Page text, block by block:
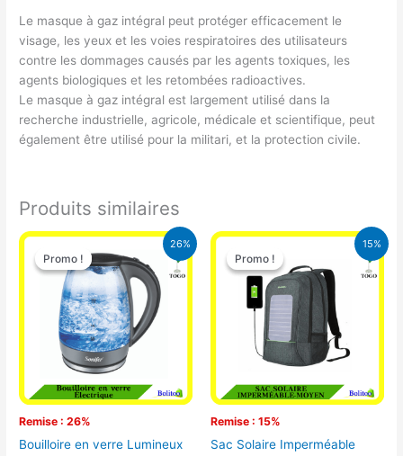
Le masque à gaz intégral peut protéger efficacement le
visage, les yeux et les voies respiratoires des utilisateurs
contre les dommages causés par les agents toxiques, les
agents biologiques et les retombées radioactives.
Le masque à gaz intégral est largement utilisé dans la
recherche industrielle, agricole, médicale et scientifique, peut
également être utilisé pour la militari, et la protection civile.
Produits similaires
26%
Promo !
Remise : 26%
Promo !
Bouilloire en verre Lumineux
Le
prix
initial
16.900 CFA.
Le
prix
actuel
est :
12.500 CFA.
15%
Promo !
Remise : 15%
Promo !
Sac Solaire Imperméable
Le
prix
initial
était :
29.500 CFA.
Le
prix
actuel